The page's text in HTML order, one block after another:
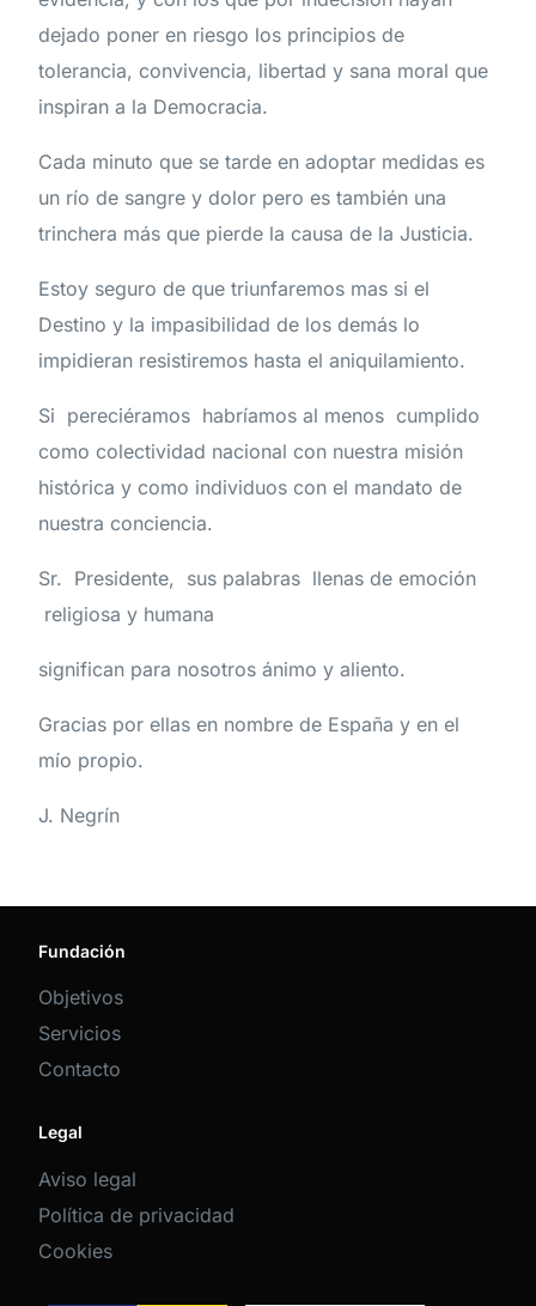
dejado poner en riesgo los principios de
tolerancia, convivencia, libertad y sana moral que
inspiran a la Democracia.
Cada minuto que se tarde en adoptar medidas es
un río de sangre y dolor pero es también una
trinchera más que pierde la causa de la Justicia.
Estoy seguro de que triunfaremos mas si el
Destino y la impasibilidad de los demás lo
impidieran resistiremos hasta el aniquilamiento.
Si pereciéramos habríamos al menos cumplido
como colectividad nacional con nuestra misión
histórica y como individuos con el mandato de
nuestra conciencia.
Sr. Presidente, sus palabras llenas de emoción
religiosa y humana
significan para nosotros ánimo y aliento.
Gracias por ellas en nombre de España y en el
mío propio.
J. Negrín
Fundación
Objetivos
Servicios
Contacto
Legal
Aviso legal
Política de privacidad
Cookies